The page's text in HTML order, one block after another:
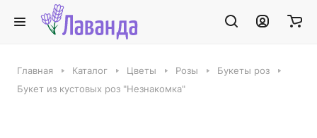
Главная Каталог Цветы Розы
Букеты роз
Букет из кустовых роз "Незнакомка"